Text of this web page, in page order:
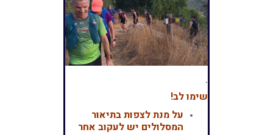
.
שימו לב!
על מנת לצפות בתיאור
המסלולים יש לעקוב אחר